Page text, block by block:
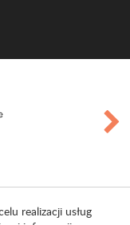
realizacji usług